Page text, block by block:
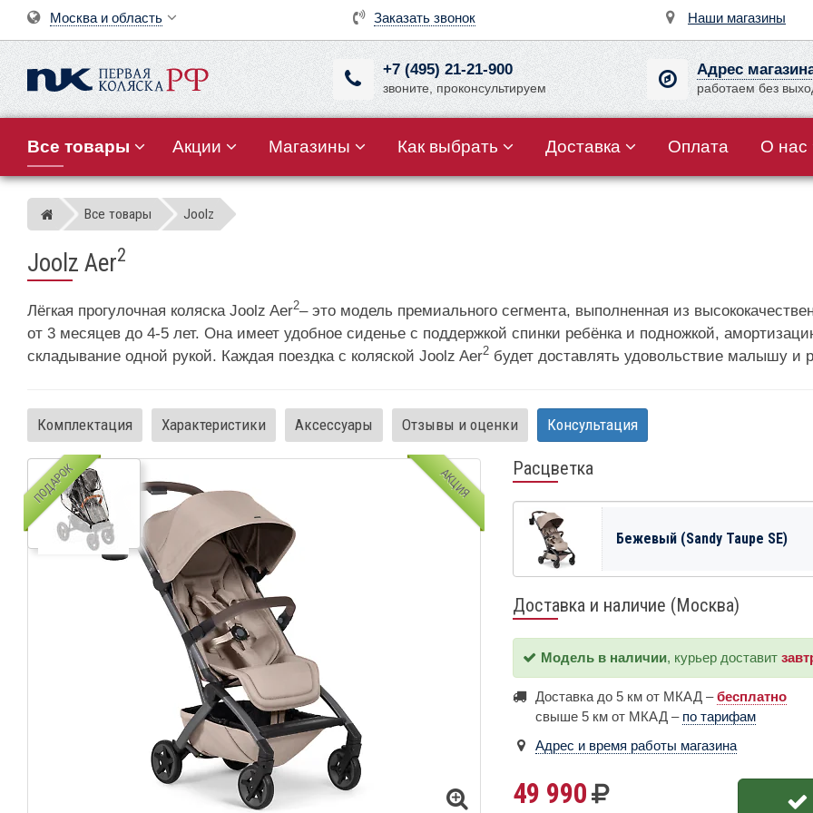
Заказать звонок Наши магазины
Москва и область
+7 (495) 21-21-900
звоните, проконсультируем
Адрес
работаем без
Все товары Акции Магазины Как выбрать Доставка Оплата О нас
Магазин детских колясок
Все товары Joolz
Joolz Aer2
Лёгкая прогулочная коляска Joolz Aer2– это модель премиального сегмента, выполненная из
от 3 месяцев до 4-5 лет. Она имеет удобное сиденье с поддержкой спинки ребёнка и подножкой,
складывание одной рукой. Каждая поездка с коляской Joolz Aer2 будет доставлять удовольствие малышу и
Комплектация Характеристики Аксессуары Отзывы и оценки Консультация
АКЦИЯ
ПОДАРОК Расцветка
Бежевый (Sandy Taupe SE)
Доставка и наличие (Москва)
Модель в наличии, курьер доставит
Доставка до 5 км от МКАД –бесплатно
свыше 5 км от МКАД – по тарифам
Адрес и время работы магазина
49 990